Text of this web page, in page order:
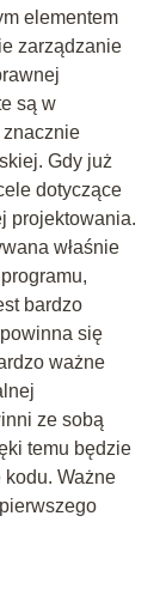
elementem
zarządzanie
są w
znacznie
Gdy już
dotyczące
projektowania.
właśnie
bardzo
się
ważne
ze sobą
temu będzie
kodu. Ważne